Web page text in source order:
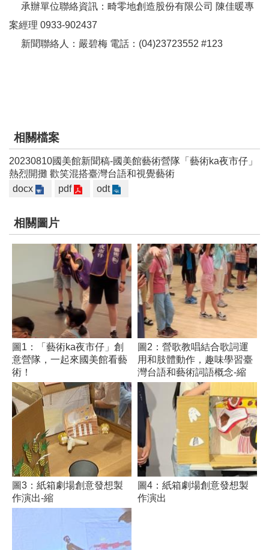
化
部
資
保
護
、
著
權
及
全
告
隱
私
權
保
護
政
網
站
資
料
承辦單位聯絡資訊：畸零地創造股份有限公司 陳佳暖專
案經理 0933-902437
新聞聯絡人：嚴碧梅 電話：(04)23723552 #123
相關檔案
20230810國美館新聞稿-國美館藝術營隊「藝術ka夜市仔」
熱烈開攤 歡笑混搭臺灣台語和視覺藝術
docx
pdf odt
相關圖片
圖1：「藝術ka夜市仔」創
意營隊，一起來國美館看藝
術！
圖2：營歌教唱結合歌詞運
用和肢體動作，趣味學習臺
灣台語和藝術詞語概念-縮
圖3：紙箱劇場創意發想製
作演出-縮
圖4：紙箱劇場創意發想製
作演出